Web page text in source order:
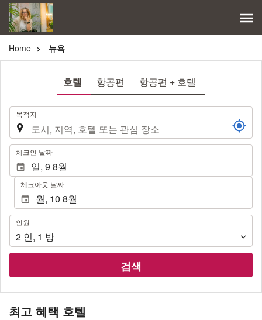
Home 뉴욕
호텔 항공편 항공편 + 호텔
. 목적지
. 체크인 날짜
체크아웃 날짜
인
원
인원
2 인, 1 방
검색
최고 혜택 호텔